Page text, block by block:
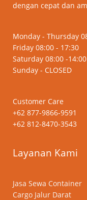
dengan cepat dan
Monday - Thursday
Friday 08:00 - 17:30
Saturday 08:00 -14:00
Sunday - CLOSED
Customer Care
+62 877-9866-9591
+62 812-8470-3543
Layanan Kami
Jasa Sewa Container
Cargo Jalur Darat